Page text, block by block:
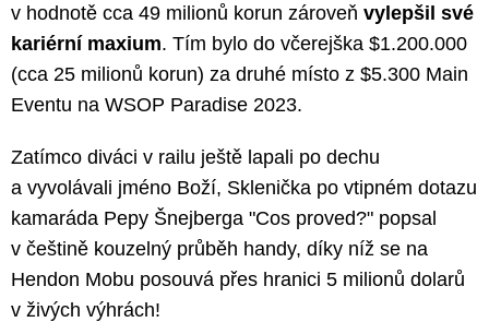
v hodnotě cca 49 milionů korun zároveň vylepšil své
kariérní maxium. Tím bylo do včerejška $1.200.000
(cca 25 milionů korun) za druhé místo z $5.300 Main
Eventu na WSOP Paradise 2023.
Zatímco diváci v railu ještě lapali po dechu
a vyvolávali jméno Boží, Sklenička po vtipném dotazu
kamaráda Pepy Šnejberga "Cos proved?" popsal
v češtině kouzelný průběh handy, díky níž se na
Hendon Mobu posouvá přes hranici 5 milionů dolarů
v živých výhrách!